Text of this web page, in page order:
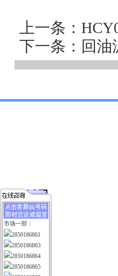
上一条：
下一条：回油
市场一部：
2850186861
2850186863
2850186864
2850186865